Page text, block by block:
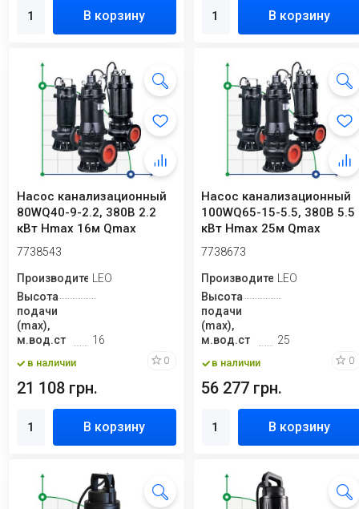
В корзину В корзину
Насос канализационный
80WQ40-9-2.2, 380В 2.2
кВт Hmax 16м Qmax
1067л/мин Leo3.0
7738543
ПроизводительLEO
Высота
подачи
(max),
м.вод.ст
16
в наличии 0
21 108 грн.
В корзину
Насос канализационный
100WQ65-15-5.5, 380В 5.5
кВт Hmax 25м Qmax
1833л/мин Le...
7738673
ПроизводительLEO
Высота
подачи
(max),
м.вод.ст
25
в наличии 0
56 277 грн.
В корзину